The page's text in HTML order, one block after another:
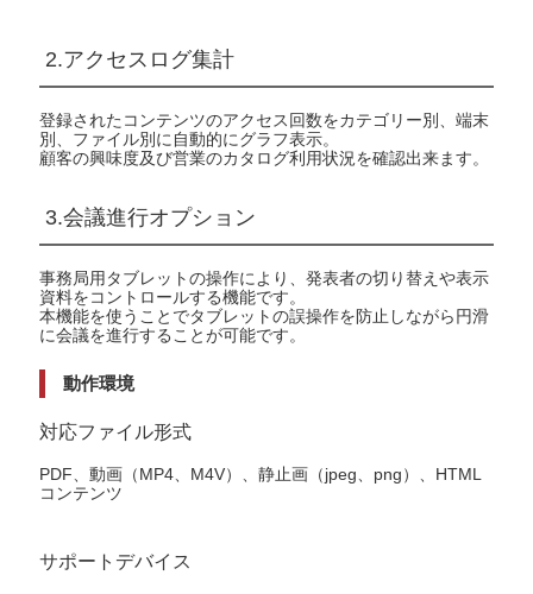
2.アクセスログ集計
登録されたコンテンツのアクセス回数をカテゴリー別、端末
別、ファイル別に自動的にグラフ表示。
顧客の興味度及び営業のカタログ利用状況を確認出来ます。
3.会議進行オプション
事務局用タブレットの操作により、発表者の切り替えや表示
資料をコントロールする機能です。
本機能を使うことでタブレットの誤操作を防止しながら円滑
に会議を進行することが可能です。
動作環境
対応ファイル形式
PDF、動画（MP4、M4V）、静止画（jpeg、png）、HTML
コンテンツ
サポートデバイス